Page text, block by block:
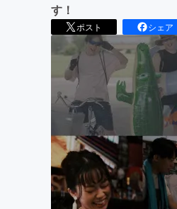
す！
ポスト シェア